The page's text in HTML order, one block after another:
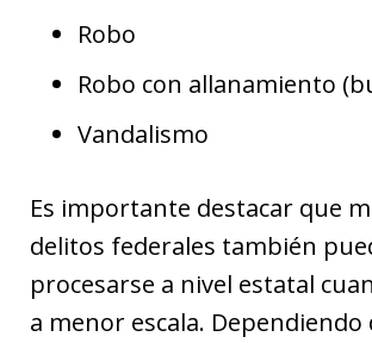
Robo
Robo con allanamiento
Vandalismo
Es importante destacar que
delitos federales también
procesarse a nivel estatal
a menor escala. Dependiendo